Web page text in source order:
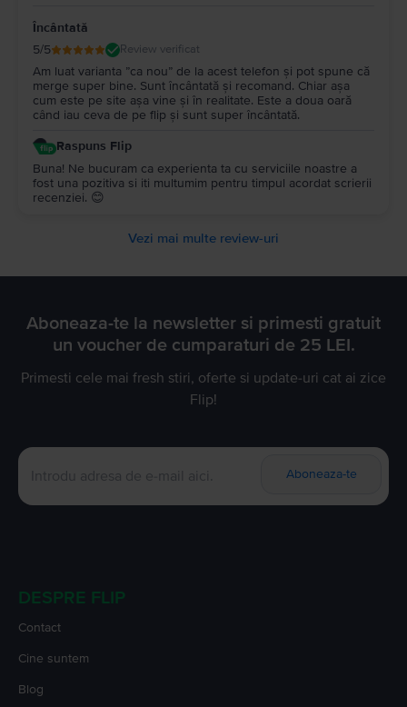
Încântată
5/5 Review verificat
Am luat varianta ”ca nou” de la acest telefon și pot spune că
merge super bine. Sunt încântată și recomand. Chiar așa
cum este pe site așa vine și în realitate. Este a doua oară
când iau ceva de pe flip și sunt super încântată.
Raspuns Flip
Buna! Ne bucuram ca experienta ta cu serviciile noastre a
fost una pozitiva si iti multumim pentru timpul acordat scrierii
recenziei. 😊
Vezi mai multe review-uri
Aboneaza-te la newsletter si primesti gratuit
un voucher de cumparaturi de 25 LEI.
Primesti cele mai fresh stiri, oferte si update-uri cat ai zice
Flip!
Aboneaza-te
DESPRE FLIP
Contact
Cine suntem
Blog